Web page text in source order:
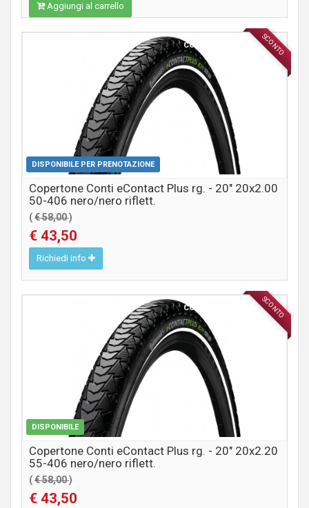
Aggiungi al carrello
SCONTO
DISPONIBILE PER PRENOTAZIONE
COMPONENTI MTB / CITY
Copertone Conti eContact Plus rg. - 20" 20x2.00
50-406 nero/nero riflett.
(€ 58,00)
€ 43,50
Richiedi info
SCONTO
DISPONIBILE
COMPONENTI MTB / CITY
Copertone Conti eContact Plus rg. - 20" 20x2.20
55-406 nero/nero riflett.
(€ 58,00)
€ 43,50